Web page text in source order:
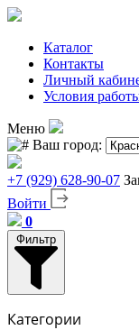
Каталог
Контакты
Личный
Условия
Меню
Ваш город:
+7 (929) 628-90-07
Войти
0
Категории